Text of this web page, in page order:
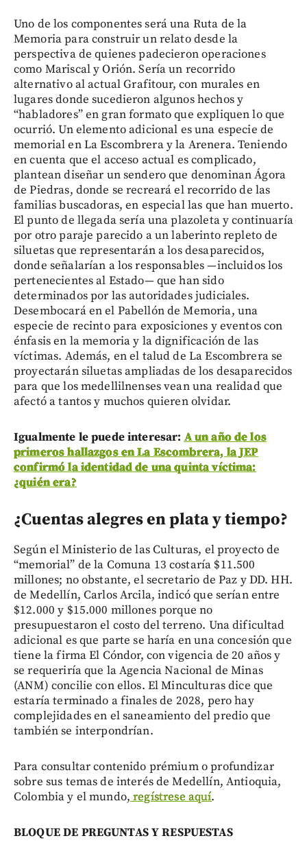
Uno de los componentes será una Ruta de la
Memoria para construir un relato desde la
perspectiva de quienes padecieron operaciones
como Mariscal y Orión. Sería un recorrido
alternativo al actual Grafitour, con murales en
lugares donde sucedieron algunos hechos y
“habladores” en gran formato que expliquen lo que
ocurrió. Un elemento adicional es una especie de
memorial en La Escombrera y la Arenera. Teniendo
en cuenta que el acceso actual es complicado,
plantean diseñar un sendero que denominan Ágora
de Piedras, donde se recreará el recorrido de las
familias buscadoras, en especial las que han muerto.
El punto de llegada sería una plazoleta y continuaría
por otro paraje parecido a un laberinto repleto de
siluetas que representarán a los desaparecidos,
donde señalarían a los responsables —incluidos los
pertenecientes al Estado— que han sido
determinados por las autoridades judiciales.
Desembocará en el Pabellón de Memoria, una
especie de recinto para exposiciones y eventos con
énfasis en la memoria y la dignificación de las
víctimas. Además, en el talud de La Escombrera se
proyectarán siluetas ampliadas de los desaparecidos
para que los medellilnenses vean una realidad que
afectó a tantos y muchos quieren olvidar.
Igualmente le puede interesar:A un año de los
primeros hallazgos en La Escombrera, la JEP
confirmó la identidad de una quinta víctima:
¿quién era?
¿Cuentas alegres en plata y tiempo?
Según el Ministerio de las Culturas, el proyecto de
“memorial” de la Comuna 13 costaría $11.500
millones; no obstante, el secretario de Paz y DD. HH.
de Medellín, Carlos Arcila, indicó que serían entre
$12.000 y $15.000 millones porque no
presupuestaron el costo del terreno. Una dificultad
adicional es que parte se haría en una concesión que
tiene la firma El Cóndor, con vigencia de 20 años y
se requeriría que la Agencia Nacional de Minas
(ANM) concilie con ellos. El Minculturas dice que
estaría terminado a finales de 2028, pero hay
complejidades en el saneamiento del predio que
también se interpondrían.
Para consultar contenido prémium o profundizar
sobre sus temas de interés de Medellín, Antioquia,
Colombia y el mundo, regístrese aquí.
BLOQUE DE PREGUNTAS Y RESPUESTAS